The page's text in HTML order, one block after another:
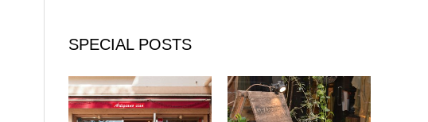
SPECIAL POSTS